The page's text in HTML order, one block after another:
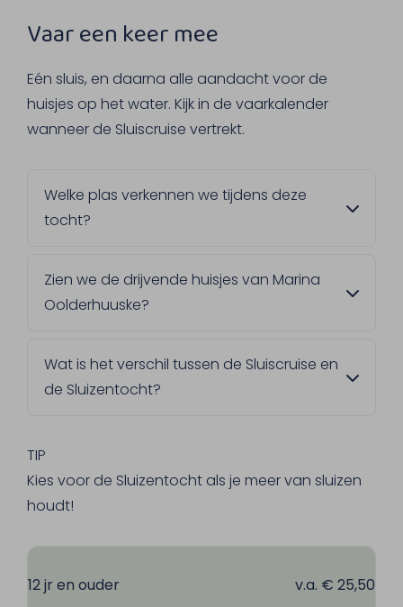
Vaar een keer mee
Eén sluis, en daarna alle aandacht voor de
huisjes op het water. Kijk in de vaarkalender
wanneer de Sluiscruise vertrekt.
Welke plas verkennen we tijdens deze
tocht?
recreatieplassen van Limburg. Hier vaar je
langs de drijvende huisjes van Resort Marina
Zien we de drijvende huisjes van Marina
Oolderhuuske?
tocht. Je krijgt hier ook een mooi zicht op de
jachthaven en de watersportschool.
Wat is het verschil tussen de Sluiscruise en
de Sluizentocht?
draait om de waterwerken. De Sluiscruise
passeert alleen de sluis van Linne en vaart
daarna langs de drijvende huisjes van
TIP
Kies voor de Sluizentocht als je meer van sluizen
houdt!
12 jr en ouder
v.a. € 25,50